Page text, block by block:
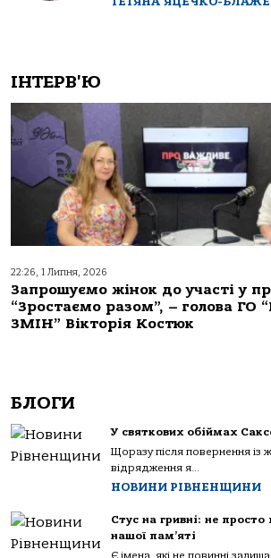
ІНТЕРВ'Ю
22:26, 1 Липня, 2026
Запрошуємо жінок до участі у
“Зростаємо разом”, – голова ГО
ЗМІН” Вікторія Костюк
БЛОГИ
У святкових обіймах
Щоразу після повернення із
відрядження я...
НОВИНИ РІВНЕНЩИНИ
Стус на гривні: не
нашої пам’яті
Є імена, які не повинні